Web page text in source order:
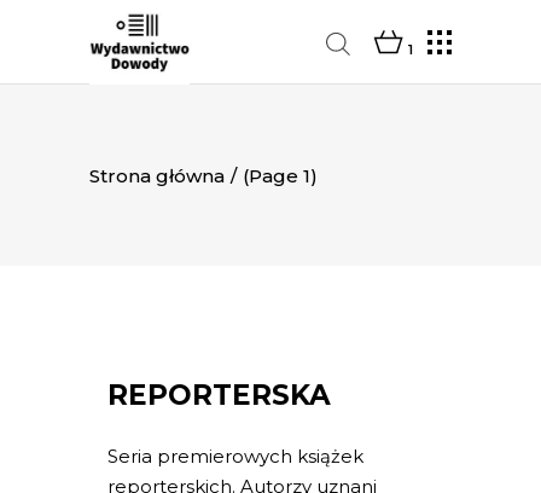
1
Strona główna / (Page 1)
REPORTERSKA
Seria premierowych książek
reporterskich. Autorzy uznani